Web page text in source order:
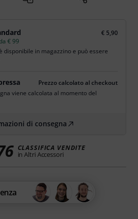
€ 5,90
€ 99
disponibile in magazzino e può essere
Prezzo calcolato al checkout
viene calcolata al momento del
di consegna
CLASSIFICA VENDITE
in Altri Accessori